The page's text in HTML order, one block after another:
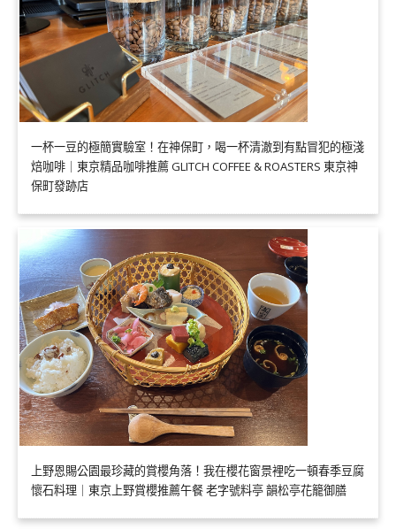
一杯一豆的極簡實驗室！在神保町，喝一杯清澈到有點冒犯的極淺
焙咖啡｜東京精品咖啡推薦 GLITCH COFFEE & ROASTERS 東京神
保町發跡店
上野恩賜公園最珍藏的賞櫻角落！我在櫻花窗景裡吃一頓春季豆腐
懷石料理｜東京上野賞櫻推薦午餐 老字號料亭 韻松亭花籠御膳